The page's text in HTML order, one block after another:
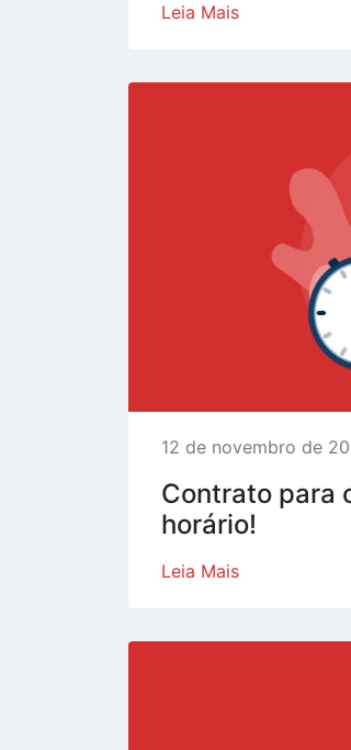
Leia Mais
12 de novembro de
Contrato para
horário!
Leia Mais